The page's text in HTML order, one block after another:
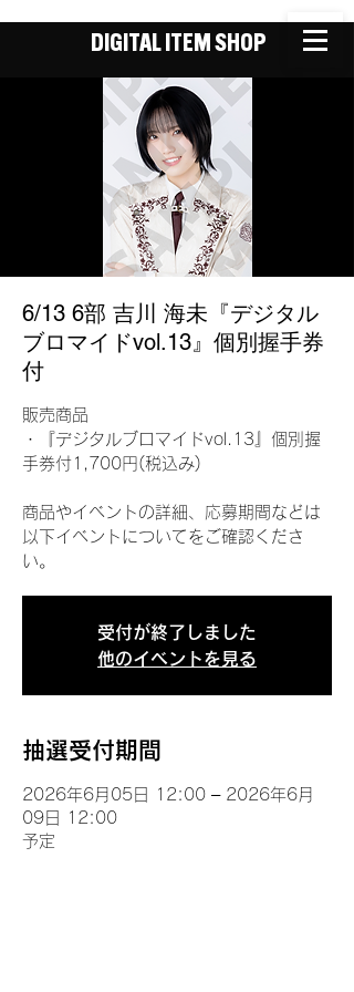
DIGITAL ITEM SHOP
6/13 6部 吉川 海未『デジタル
ブロマイドvol.13』個別握手券
付
販売商品
・『デジタルブロマイドvol.13』個別握
手券付1,700円(税込み)
商品やイベントの詳細、応募期間などは
以下イベントについてをご確認くださ
い。
受付が終了しました
他のイベントを見る
抽選受付期間
2026年6月05日 12:00 – 2026年6月
09日 12:00
予定